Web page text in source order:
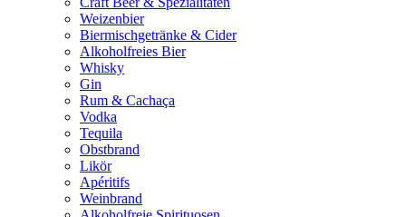
Weizenbier
Biermischgetränke & Cider
Alkoholfreies Bier
Whisky
Gin
Rum & Cachaça
Vodka
Tequila
Obstbrand
Likör
Apéritifs
Weinbrand